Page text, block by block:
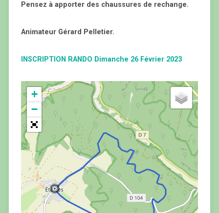
Pensez à apporter des chaussures de rechange.
Animateur Gérard Pelletier.
INSCRIPTION RANDO Dimanche 26 Février 2023
+
−